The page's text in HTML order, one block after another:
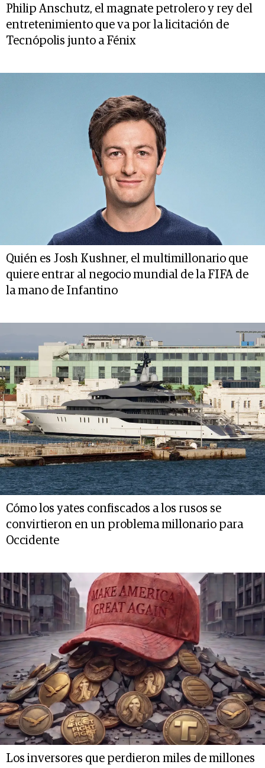
Philip Anschutz, el magnate petrolero y rey del
entretenimiento que va por la licitación de
Tecnópolis junto a Fénix
Quién es Josh Kushner, el multimillonario que
quiere entrar al negocio mundial de la FIFA de
la mano de Infantino
Cómo los yates confiscados a los rusos se
convirtieron en un problema millonario para
Occidente
Los inversores que perdieron miles de millones